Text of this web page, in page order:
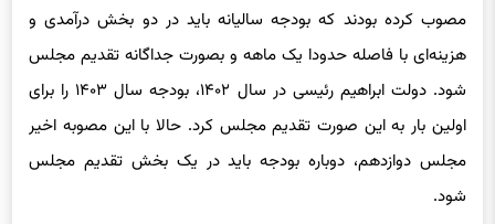
مصوب کرده بودند که بودجه سالیانه باید در دو بخش درآمدی و
هزینه‌ای با فاصله حدودا یک ماهه و بصورت جداگانه تقدیم مجلس
شود. دولت ابراهیم رئیسی در سال ۱۴۰۲، بودجه سال ۱۴۰۳ را برای
اولین بار به این صورت تقدیم مجلس کرد. حالا با این مصوبه اخیر
مجلس دوازدهم، دوباره بودجه باید در یک بخش تقدیم مجلس
شود.